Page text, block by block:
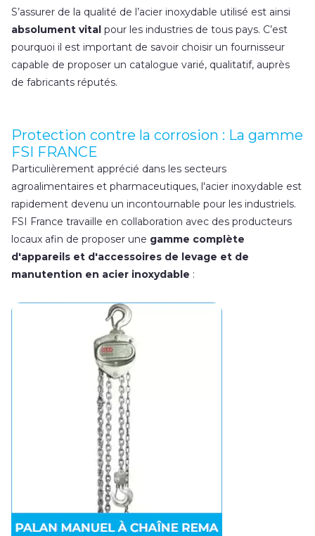
S’assurer de la qualité de l’acier inoxydable utilisé est ainsi
absolument vital pour les industries de tous pays. C’est
pourquoi il est important de savoir choisir un fournisseur
capable de proposer un catalogue varié, qualitatif, auprès
de fabricants réputés.
Protection contre la corrosion : La gamme
FSI FRANCE
Particulièrement apprécié dans les secteurs
agroalimentaires et pharmaceutiques, l'acier inoxydable est
rapidement devenu un incontournable pour les industriels.
FSI France travaille en collaboration avec des producteurs
locaux afin de proposer une gamme complète
d'appareils et d'accessoires de levage et de
manutention en acier inoxydable :